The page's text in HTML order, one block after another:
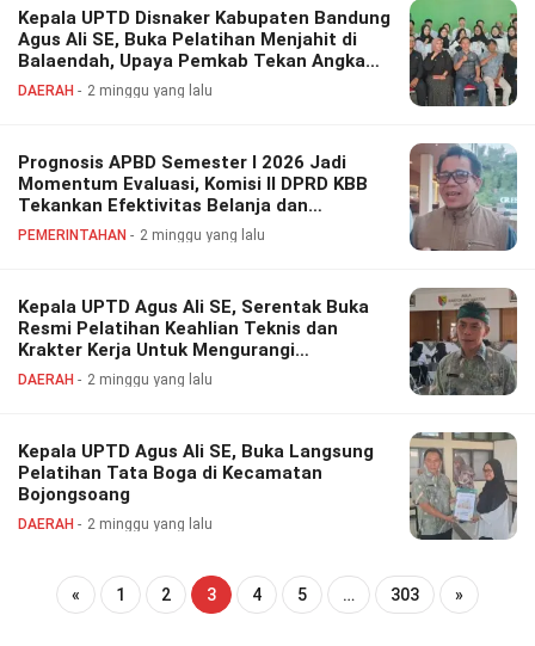
Kepala UPTD Disnaker Kabupaten Bandung
Agus Ali SE, Buka Pelatihan Menjahit di
Balaendah, Upaya Pemkab Tekan Angka
Pengangguran
DAERAH 2 minggu yang lalu
Prognosis APBD Semester I 2026 Jadi
Momentum Evaluasi, Komisi II DPRD KBB
Tekankan Efektivitas Belanja dan
Optimalisasi Aset Daerah
PEMERINTAHAN 2 minggu yang lalu
Kepala UPTD Agus Ali SE, Serentak Buka
Resmi Pelatihan Keahlian Teknis dan
Krakter Kerja Untuk Mengurangi
Pengangguran di Kabuapten Bandung.​
DAERAH 2 minggu yang lalu
Kepala UPTD Agus Ali SE, Buka Langsung
Pelatihan Tata Boga di Kecamatan
Bojongsoang
DAERAH 2 minggu yang lalu
« 1 2 3 4 5 … 303 »